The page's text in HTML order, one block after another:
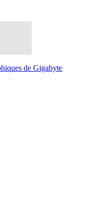
de Gigabyte